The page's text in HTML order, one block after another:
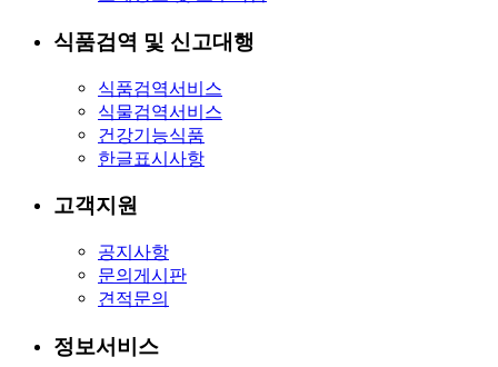
식품검역 및 신고대행
식품검역서비스
식물검역서비스
건강기능식품
한글표시사항
고객지원
공지사항
문의게시판
견적문의
정보서비스